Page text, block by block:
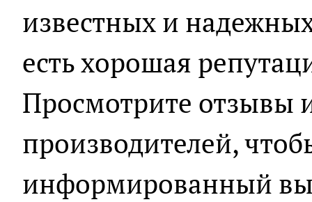
известных и
есть хорошая
Просмотрите отзывы
производителей,
информированный